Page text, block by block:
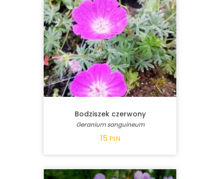
Bodziszek czerwony
Geranium sanguineum
15 PLN